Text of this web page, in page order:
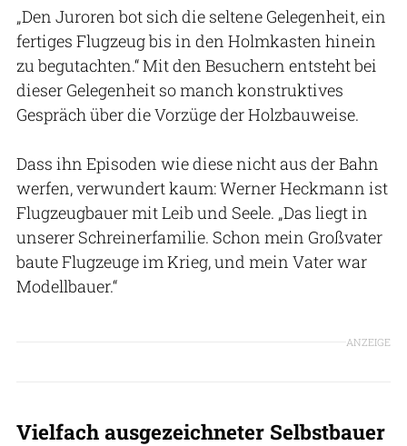
„Den Juroren bot sich die seltene Gelegenheit, ein
fertiges Flugzeug bis in den Holmkasten hinein
zu begutachten.“ Mit den Besuchern entsteht bei
dieser Gelegenheit so manch konstruktives
Gespräch über die Vorzüge der Holzbauweise.
Dass ihn Episoden wie diese nicht aus der Bahn
werfen, verwundert kaum: Werner Heckmann ist
Flugzeugbauer mit Leib und Seele. „Das liegt in
unserer Schreinerfamilie. Schon mein Großvater
baute Flugzeuge im Krieg, und mein Vater war
Modellbauer.“
ANZEIGE
Vielfach ausgezeichneter Selbstbauer